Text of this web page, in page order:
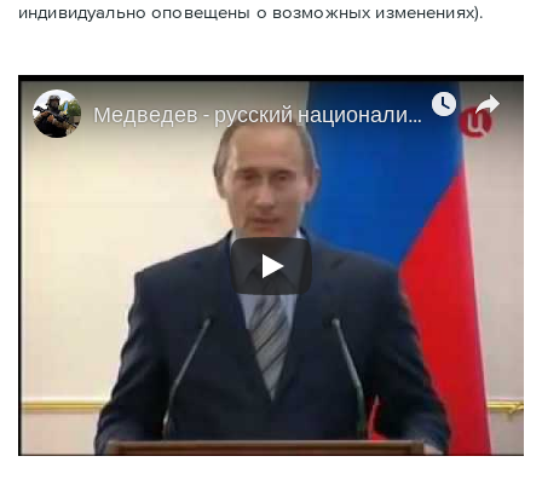
индивидуально оповещены о возможных изменениях).